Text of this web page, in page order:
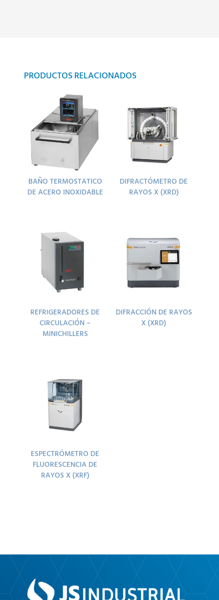
PRODUCTOS RELACIONADOS
BAÑO TERMOSTATICO
DE ACERO INOXIDABLE
DIFRACTÓMETRO DE
RAYOS X (XRD)
REFRIGERADORES DE
CIRCULACIÓN –
MINICHILLERS
DIFRACCIÓN DE RAYOS
X (XRD)
ESPECTRÓMETRO DE
FLUORESCENCIA DE
RAYOS X (XRF)